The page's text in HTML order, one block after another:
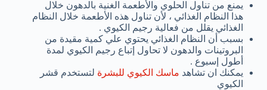
يمنع من تناول الحلوي والأطعمة الغنية بالدهون خلال
هذا النظام الغذائي ، لأن تناول هذه الأطعمة خلال النظام
الغذائي يقلل من فعالية رجيم الكيوي .
بسبب أن النظام الغذائي يحتوي علي كمية مقيدة من
البروتينات والدهون لا تحاول إتباع رجيم الكيوي لمدة
أطول إسبوع .
يمكنك ان تشاهد ماسك الكيوي للبشرة لتستخدم قشر
الكيوي